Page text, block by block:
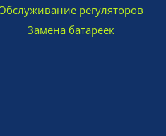
регуляторов
Замена батареек